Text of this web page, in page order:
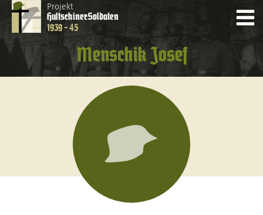
Projekt
HultschinerSoldaten
1939 - 45
Menschik Josef